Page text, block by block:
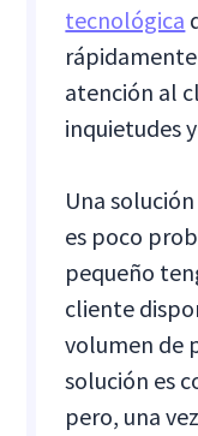
tecnológica
atención al
inquietudes
Una
es poco
pequeño
cliente
volumen de
solución es
pero, una